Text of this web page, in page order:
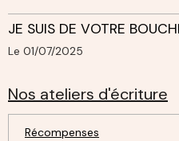
JE SUIS DE VOTRE
Le 01/07/2025
Nos ateliers d'écriture
Récompenses